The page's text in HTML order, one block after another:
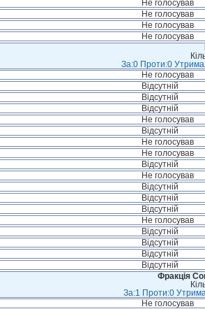
Не голосував
Не голосував
Не голосував
Не голосував
За:0 Проти:0
Не голосував
Відсутній
Відсутній
Відсутній
Не голосував
Відсутній
Не голосував
Не голосував
Відсутній
Не голосував
Відсутній
Відсутній
Відсутній
Не голосував
Відсутній
Відсутній
Відсутній
Відсутній
Фракція
За:1 Проти:0
Не голосував